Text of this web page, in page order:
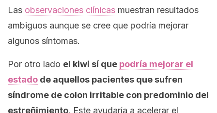
Las observaciones clínicas muestran resultados
ambiguos aunque se cree que podría mejorar
algunos síntomas.
Por otro lado el kiwi sí que podría mejorar el
estado de aquellos pacientes que sufren
síndrome de colon irritable con predominio del
estreñimiento. Este ayudaría a acelerar el